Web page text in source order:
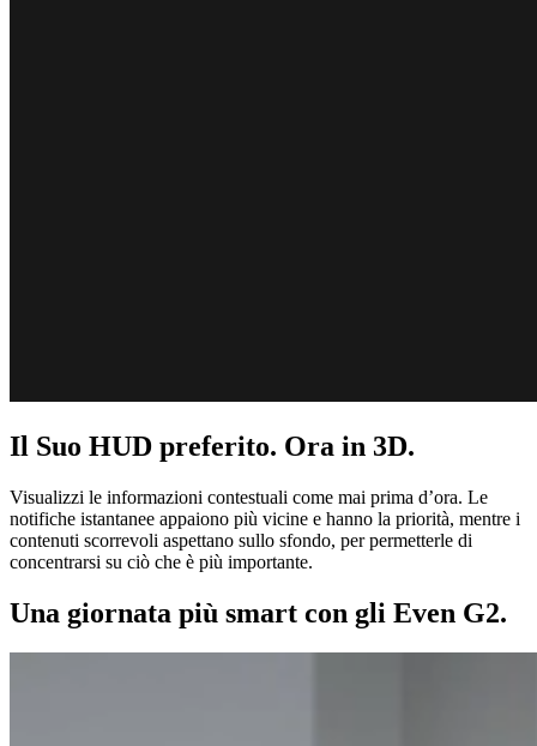
Il Suo HUD preferito. Ora in 3D.
Visualizzi le informazioni contestuali come mai prima d’ora. Le
notifiche istantanee appaiono più vicine e hanno la priorità, mentre i
contenuti scorrevoli aspettano sullo sfondo, per permetterle di
concentrarsi su ciò che è più importante.
Una giornata più smart con gli Even G2.